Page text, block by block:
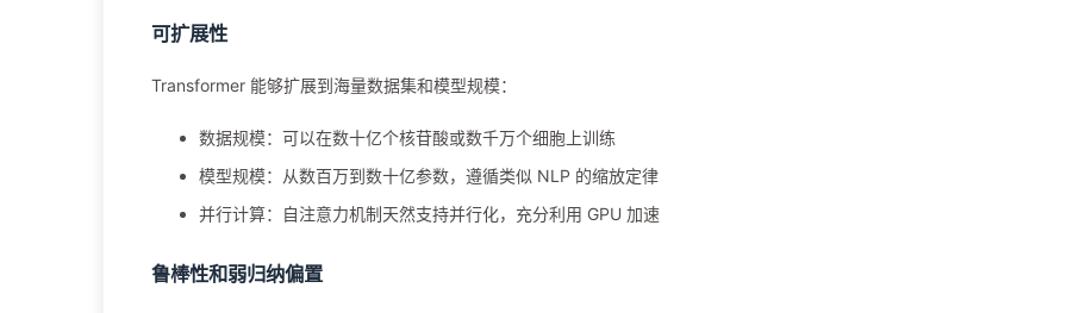
可扩展性
Transformer 能够扩展到海量数据集和模型规模：
数据规模：可以在数十亿个核苷酸或数千万个细胞上训练
模型规模：从数百万到数十亿参数，遵循类似 NLP 的缩放定律
并行计算：自注意力机制天然支持并行化，充分利用 GPU 加速
鲁棒性和弱归纳偏置